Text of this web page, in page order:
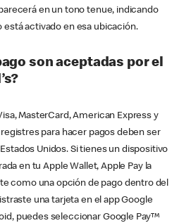
en un tono tenue, indicando
está activado en esa ubicación.
son aceptadas por el
MasterCard, American Express y
para hacer pagos deben ser
Unidos. Si tienes un dispositivo
en tu Apple Wallet, Apple Pay la
como una opción de pago dentro del
una tarjeta en el app Google
puedes seleccionar Google Pay™